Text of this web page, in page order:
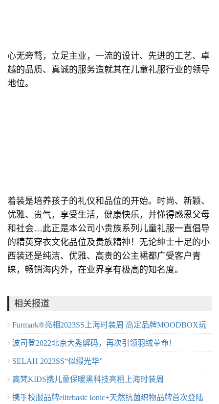
心无旁骛，立足主业，一流的设计、先进的工艺、卓
越的品质、真诚的服务造就其在儿童礼服行业的领导
地位。
着装是培养孩子的礼仪和品位的开始。时尚、新颖、
优雅、贵气，享受生活，健康快乐，并懂得感恩父母
和社会…此正是本公司小贵族系列儿童礼服一直倡导
的精英穿衣文化品位及贵族精神！无论绅士十足的小
西装还是纯洁、优雅、高贵的公主裙都广受客户青
睐，畅销海内外，在业界享有极高的知名度。
相关报道
Furmark®亮相2023SS上海时装周 ⾼定品牌MOODBOX玩
味皮草新时尚
波司登2022北京大秀解码，再次引领羽绒革命！
SELAH 2023SS“似缎光华”
高梵KIDS携儿童保暖黑科技亮相上海时装周
携手校服品牌elitebasic Ionic+天然抗菌织物品牌首次登陆